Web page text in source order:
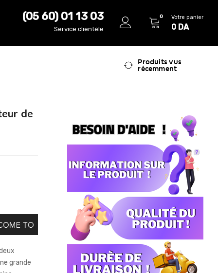
(05 60) 01 13 03
Service clientèle
0 Votre panier
0 DA
Produits vus
récemment
de
grande